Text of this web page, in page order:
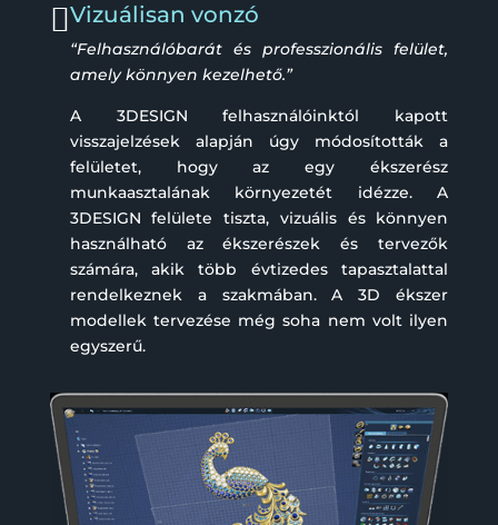
Vizuálisan vonzó
“Felhasználóbarát és professzionális felület,
amely könnyen kezelhető.”
A 3DESIGN felhasználóinktól kapott
visszajelzések alapján úgy módosították a
felületet, hogy az egy ékszerész
munkaasztalának környezetét idézze. A
3DESIGN felülete tiszta, vizuális és könnyen
használható az ékszerészek és tervezők
számára, akik több évtizedes tapasztalattal
rendelkeznek a szakmában. A 3D ékszer
modellek tervezése még soha nem volt ilyen
egyszerű.